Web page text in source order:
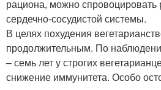
рациона, можно спровоцировать
сердечно-сосудистой системы.
В целях похудения
продолжительным. По
– семь лет у строгих
снижение иммунитета. Особо